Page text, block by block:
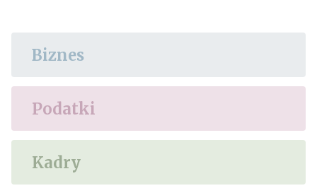
Biznes
Podatki
Kadry